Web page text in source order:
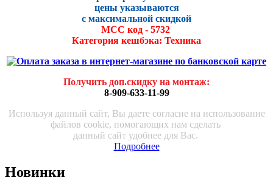
цены указываются
с максимальной скидкой
МСС код - 5732
Категория кешбэка: Техника
Получить доп.скидку на монтаж:
8-909-633-11-99
Используя данный сайт, Вы даете согласие на использование
файлов cookie, помогающих нам сделать
данный сайт удобнее для Вас.
Подробнее
Новинки